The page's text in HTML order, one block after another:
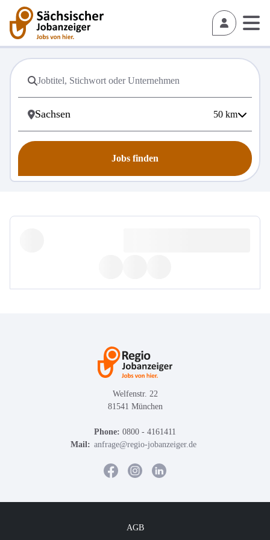
50 km
Jobs finden
Welfenstr. 22
81541 München
Phone: 0800 - 4161411
Mail: anfrage@regio-jobanzeiger.de
AGB